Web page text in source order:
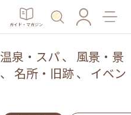
ガイド・マガジン
温泉・スパ、 風景・景
、 名所・旧跡、 イベン